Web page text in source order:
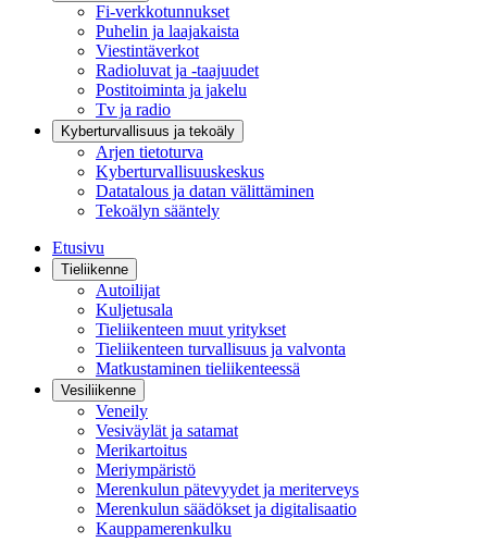
Fi-verkkotunnukset
Puhelin ja laajakaista
Viestintäverkot
Radioluvat ja -taajuudet
Postitoiminta ja jakelu
Tv ja radio
Kyberturvallisuus ja tekoäly
Arjen tietoturva
Kyberturvallisuuskeskus
Datatalous ja datan välittäminen
Tekoälyn sääntely
Etusivu
Tieliikenne
Autoilijat
Kuljetusala
Tieliikenteen muut yritykset
Tieliikenteen turvallisuus ja valvonta
Matkustaminen tieliikenteessä
Vesiliikenne
Veneily
Vesiväylät ja satamat
Merikartoitus
Meriympäristö
Merenkulun pätevyydet ja meriterveys
Merenkulun säädökset ja digitalisaatio
Kauppamerenkulku